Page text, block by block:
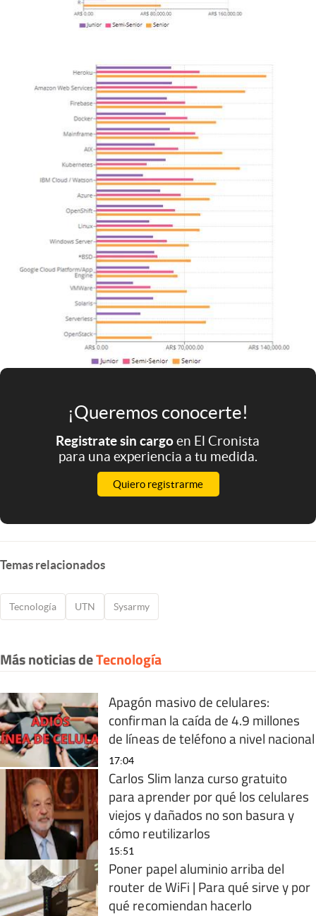
¡Queremos conocerte!
Registrate sin cargoen El Cronista
para una experiencia a tu medida.
Quiero registrarme
Temas relacionados
Tecnología UTN Sysarmy
Más noticias deTecnología
Apagón masivo de celulares:
confirman la caída de 4.9 millones
de líneas de teléfono a nivel nacional
17:04
Carlos Slim lanza curso gratuito
para aprender por qué los celulares
viejos y dañados no son basura y
cómo reutilizarlos
15:51
Poner papel aluminio arriba del
router de WiFi | Para qué sirve y por
qué recomiendan hacerlo